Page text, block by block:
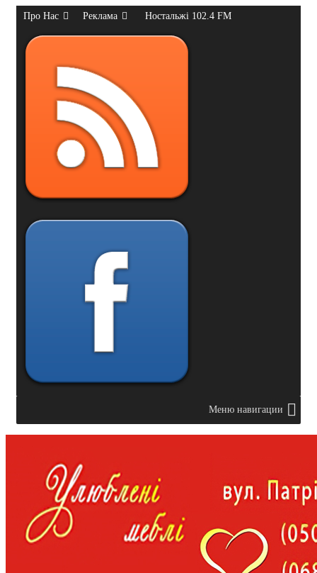
Про Нас Реклама Ностальжі 102.4 FM
Меню навигации